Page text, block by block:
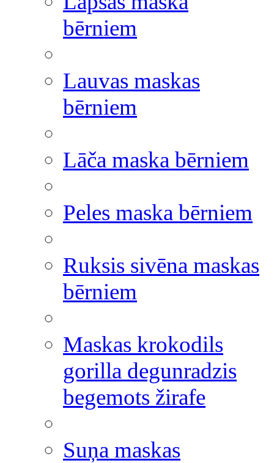
bērniem
Lauvas maskas
bērniem
Lāča maska bērniem
Peles maska bērniem
Ruksis sivēna maskas
bērniem
Maskas krokodils
gorilla degunradzis
begemots žirafe
Suņa maskas